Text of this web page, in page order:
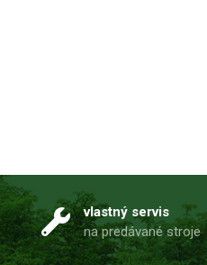
vlastný servis
na predávané stroje